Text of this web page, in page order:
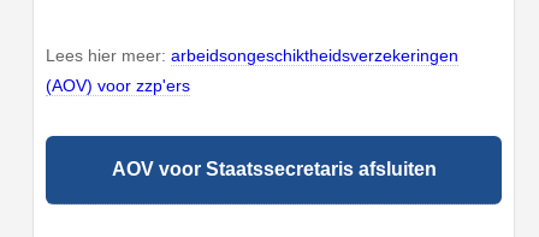
Lees hier meer:arbeidsongeschiktheidsverzekeringen
(AOV) voor zzp'ers
AOV voor Staatssecretaris afsluiten